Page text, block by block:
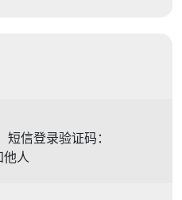
短信登录验证码：
他人